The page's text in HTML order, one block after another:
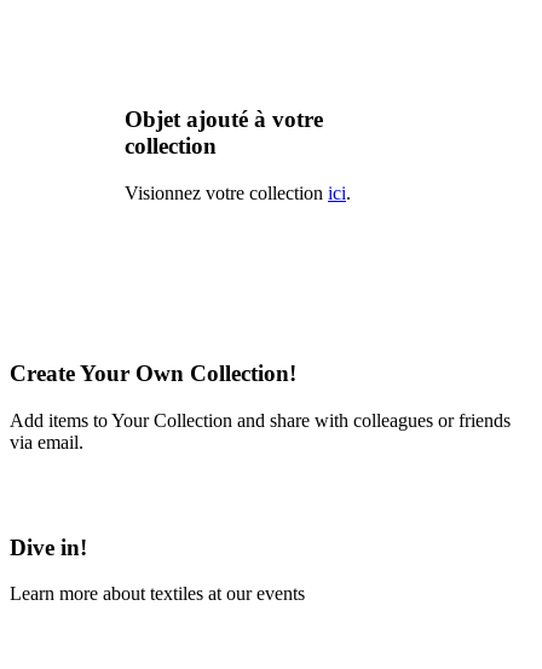
Objet ajouté à votre
collection
Visionnez votre collection ici.
Create Your Own Collection!
Add items to Your Collection and share with colleagues or friends
via email.
Dive in!
Learn more about textiles at our events